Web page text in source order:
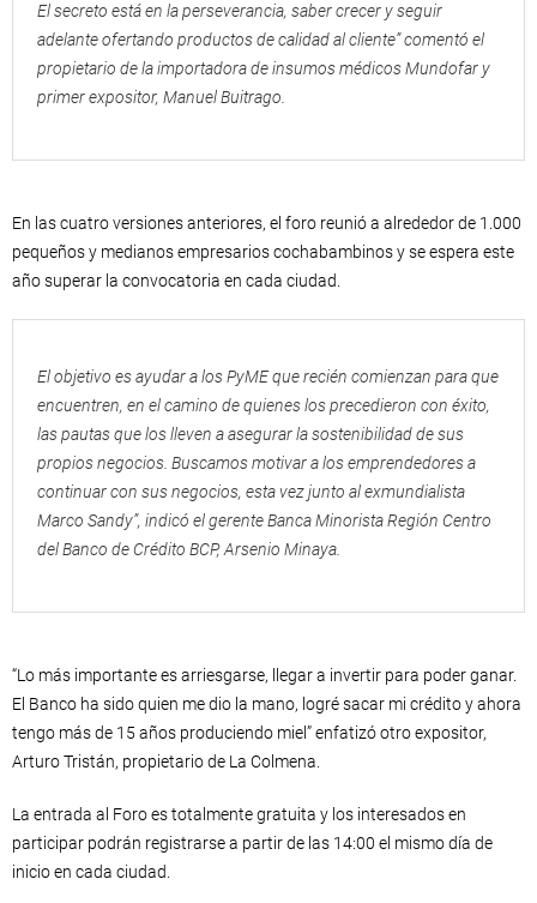
El secreto está en la perseverancia, saber crecer y seguir
adelante ofertando productos de calidad al cliente” comentó el
propietario de la importadora de insumos médicos Mundofar y
primer expositor, Manuel Buitrago.
En las cuatro versiones anteriores, el foro reunió a alrededor de 1.000
pequeños y medianos empresarios cochabambinos y se espera este
año superar la convocatoria en cada ciudad.
El objetivo es ayudar a los PyME que recién comienzan para que
encuentren, en el camino de quienes los precedieron con éxito,
las pautas que los lleven a asegurar la sostenibilidad de sus
propios negocios. Buscamos motivar a los emprendedores a
continuar con sus negocios, esta vez junto al exmundialista
Marco Sandy”, indicó el gerente Banca Minorista Región Centro
del Banco de Crédito BCP, Arsenio Minaya.
“Lo más importante es arriesgarse, llegar a invertir para poder ganar.
El Banco ha sido quien me dio la mano, logré sacar mi crédito y ahora
tengo más de 15 años produciendo miel” enfatizó otro expositor,
Arturo Tristán, propietario de La Colmena.
La entrada al Foro es totalmente gratuita y los interesados en
participar podrán registrarse a partir de las 14:00 el mismo día de
inicio en cada ciudad.